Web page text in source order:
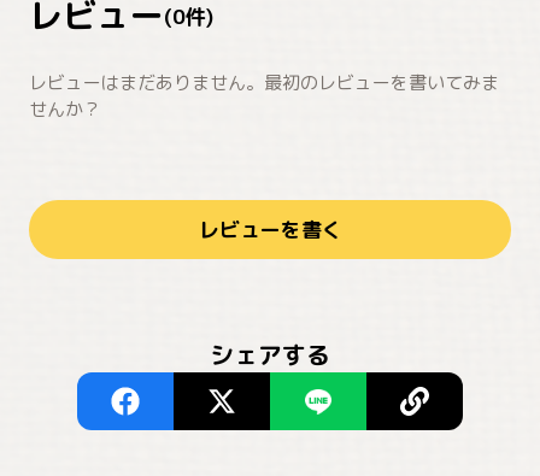
レビュー(0件)
レビューはまだありません。最初のレビューを書いてみま
せんか？
レビューを書く
シェアする